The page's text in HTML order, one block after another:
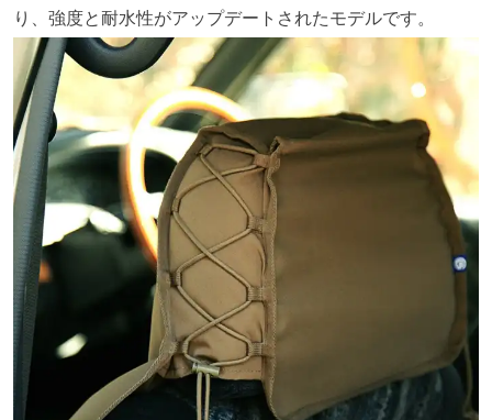
り、強度と耐水性がアップデートされたモデルです。